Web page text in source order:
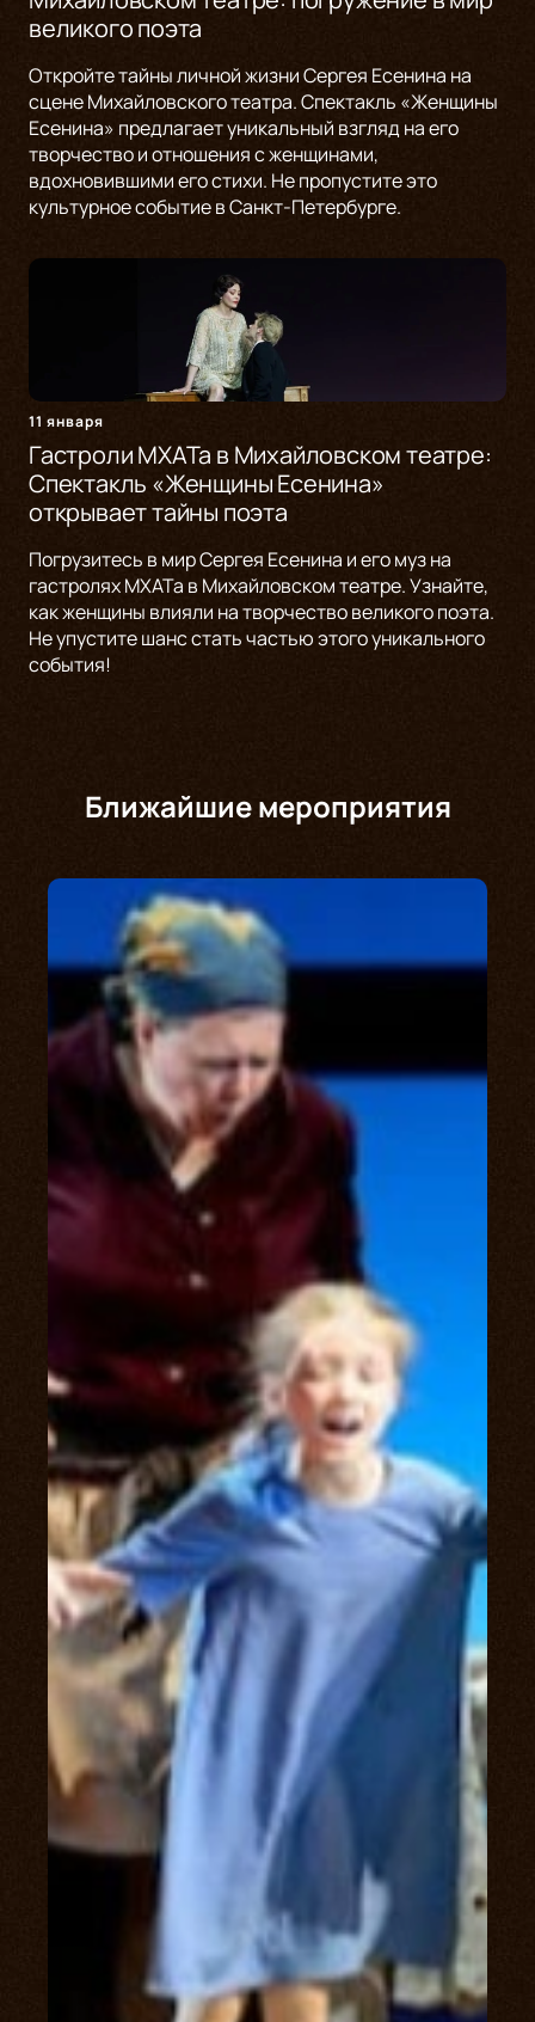
великого поэта
Откройте тайны личной жизни Сергея Есенина на
сцене Михайловского театра. Спектакль «Женщины
Есенина» предлагает уникальный взгляд на его
творчество и отношения с женщинами,
вдохновившими его стихи. Не пропустите это
культурное событие в Санкт-Петербурге.
11 января
Гастроли МХАТа в Михайловском театре:
Спектакль «Женщины Есенина»
открывает тайны поэта
Погрузитесь в мир Сергея Есенина и его муз на
гастролях МХАТа в Михайловском театре. Узнайте,
как женщины влияли на творчество великого поэта.
Не упустите шанс стать частью этого уникального
события!
Ближайшие мероприятия